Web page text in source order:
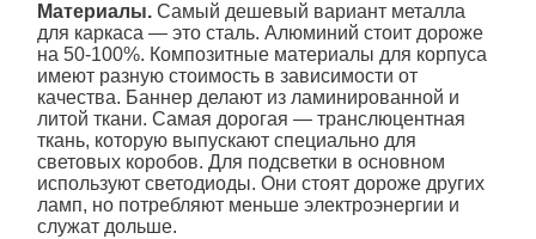
Материалы. Самый дешевый вариант металла
для каркаса — это сталь. Алюминий стоит дороже
на 50-100%. Композитные материалы для корпуса
имеют разную стоимость в зависимости от
качества. Баннер делают из ламинированной и
литой ткани. Самая дорогая — транслюцентная
ткань, которую выпускают специально для
световых коробов. Для подсветки в основном
используют светодиоды. Они стоят дороже других
ламп, но потребляют меньше электроэнергии и
служат дольше.